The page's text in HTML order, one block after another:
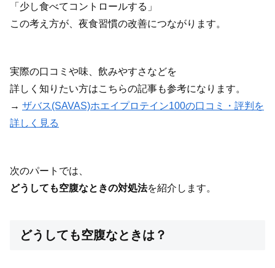
「少し食べてコントロールする」
この考え方が、夜食習慣の改善につながります。
実際の口コミや味、飲みやすさなどを
詳しく知りたい方はこちらの記事も参考になります。
→ ザバス(SAVAS)ホエイプロテイン100の口コミ・評判を
詳しく見る
次のパートでは、
どうしても空腹なときの対処法を紹介します。
どうしても空腹なときは？